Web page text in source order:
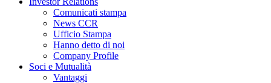
Comunicati stampa
News CCR
Ufficio Stampa
Hanno detto di noi
Company Profile
Soci e Mutualità
Vantaggi